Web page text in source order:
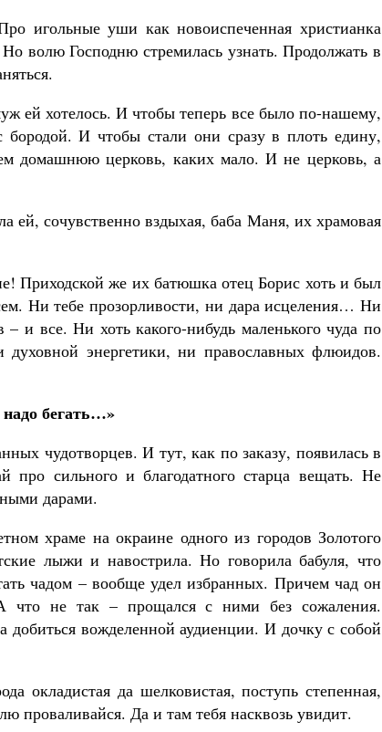
игольные уши как новоиспеченная христианка
волю Господню стремилась узнать. Продолжать в
ей хотелось. И чтобы теперь все было по-нашему,
И чтобы стали они сразу в плоть едину,
домашнюю церковь, каких мало. И не церковь, а
ей, сочувственно вздыхая, баба Маня, их храмовая
Приходской же их батюшка отец Борис хоть и был
Ни тебе прозорливости, ни дара исцеления… Ни
и все. Ни хоть какого-нибудь маленького чуда по
энергетики, ни православных флюидов.
бегать…»
чудотворцев. И тут, как по заказу, появилась в
сильного и благодатного старца вещать. Не
дарами.
храме на окраине одного из городов Золотого
лыжи и навострила. Но говорила бабуля, что
чадом – вообще удел избранных. Причем чад он
что не так – прощался с ними без сожаления.
добиться вожделенной аудиенции. И дочку с собой
окладистая да шелковистая, поступь степенная,
проваливайся. Да и там тебя насквозь увидит.